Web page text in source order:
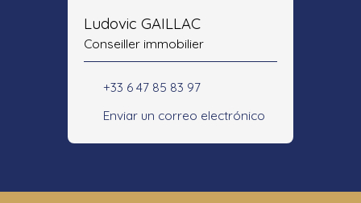
Ludovic GAILLAC
Conseiller immobilier
+33 6 47 85 83 97
Enviar un correo electrónico